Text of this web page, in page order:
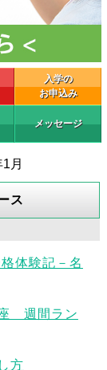
入学の
お申込み
メッセージ
月
ス
体験記－名
週間ラン
方